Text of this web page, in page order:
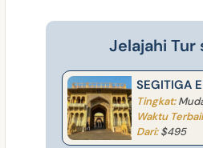
Jelajahi Tur
SEGITIGA
Tingkat:
Waktu
Dari:$495